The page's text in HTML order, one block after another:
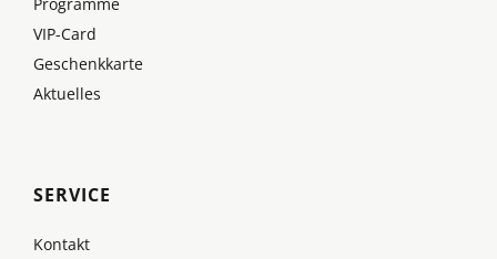
Programme
VIP-Card
Geschenkkarte
Aktuelles
SERVICE
Kontakt